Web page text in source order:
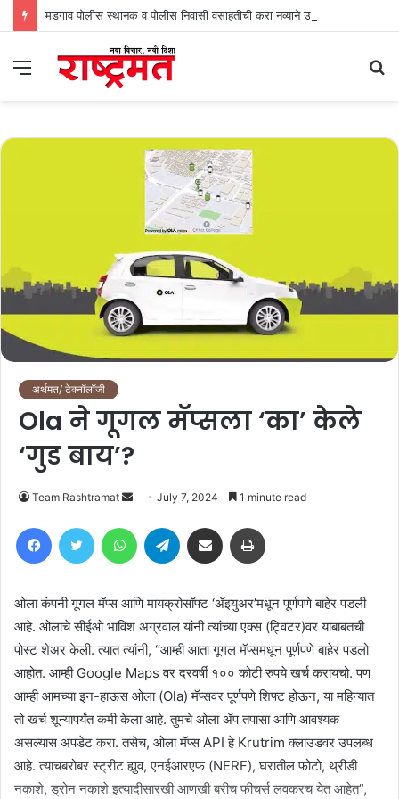
Menu
अर्थमत/ टेक्नॉलॉजी
Ola ने गूगल मॅप्सला ‘का’ केले
‘गुड बाय’?
Team Rashtramat
Send
email
July 7, 2024 1 minute read
FacebookTwitter WhatsAppTelegram Share via Email
ओला कंपनी गूगल मॅप्स आणि मायक्रोसॉफ्ट ‘ॲझ्युअर’मधून पूर्णपणे बाहेर पडली
आहे. ओलाचे सीईओ भाविश अग्रवाल यांनी त्यांच्या एक्स (ट्विटर)वर याबाबतची
पोस्ट शेअर केली. त्यात त्यांनी, “आम्ही आता गूगल मॅप्समधून पूर्णपणे बाहेर पडलो
आहोत. आम्ही Google Maps वर दरवर्षी १०० कोटी रुपये खर्च करायचो. पण
आम्ही आमच्या इन-हाऊस ओला (Ola) मॅप्सवर पूर्णपणे शिफ्ट होऊन, या महिन्यात
तो खर्च शून्यापर्यंत कमी केला आहे. तुमचे ओला ॲप तपासा आणि आवश्यक
असल्यास अपडेट करा. तसेच, ओला मॅप्स API हे Krutrim क्लाउडवर उपलब्ध
आहे. त्याचबरोबर स्ट्रीट ह्युव, एनईआरएफ (NERF), घरातील फोटो, थ्रीडी
नकाशे, ड्रोन नकाशे इत्यादीसारखी आणखी बरीच फीचर्स लवकरच येत आहेत”,